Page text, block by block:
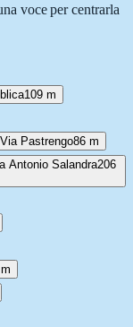
voce per centrarla
109 m
Pastrengo86 m
Antonio Salandra206